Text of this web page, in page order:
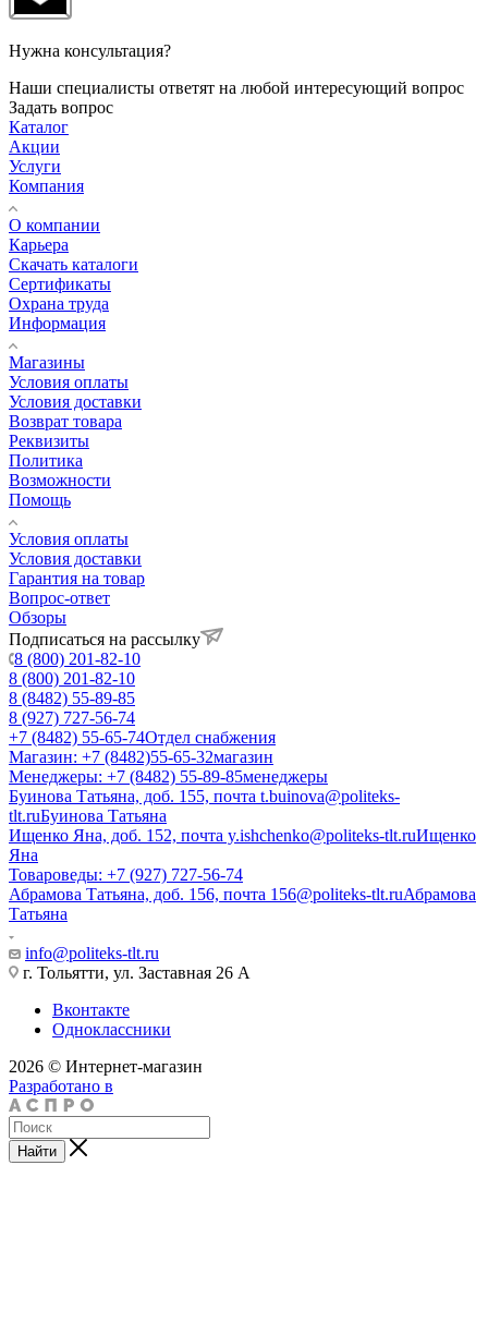
Нужна консультация?
Наши специалисты ответят на любой интересующий вопрос
Задать вопрос
Каталог
Акции
Услуги
Компания
О компании
Карьера
Cкачать каталоги
Сертификаты
Охрана труда
Информация
Магазины
Условия оплаты
Условия доставки
Возврат товара
Реквизиты
Политика
Возможности
Помощь
Условия оплаты
Условия доставки
Гарантия на товар
Вопрос-ответ
Обзоры
Подписаться на рассылку
8 (800) 201-82-10
8 (800) 201-82-10
8 (8482) 55-89-85
8 (927) 727-56-74
+7 (8482) 55-65-74Отдел снабжения
Магазин: +7 (8482)55-65-32магазин
Менеджеры: +7 (8482) 55-89-85менеджеры
Буинова Татьяна, доб. 155, почта t.buinova@politeks-
tlt.ruБуинова Татьяна
Ищенко Яна, доб. 152, почта y.ishchenko@politeks-tlt.ruИщенко
Яна
Товароведы: +7 (927) 727-56-74
Абрамова Татьяна, доб. 156, почта 156@politeks-tlt.ruАбрамова
Татьяна
info@politeks-tlt.ru
г. Тольятти, ул. Заставная 26 А
Вконтакте
Одноклассники
2026 © Интернет-магазин
Разработано в
Найти